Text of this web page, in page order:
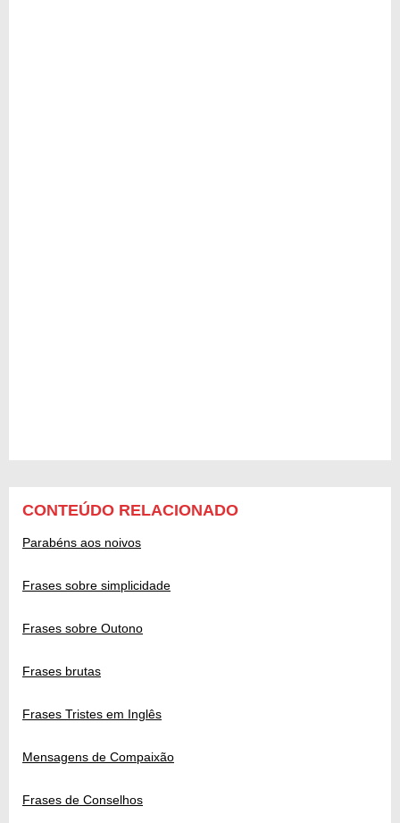
CONTEÚDO RELACIONADO
Parabéns aos noivos
Frases sobre simplicidade
Frases sobre Outono
Frases brutas
Frases Tristes em Inglês
Mensagens de Compaixão
Frases de Conselhos